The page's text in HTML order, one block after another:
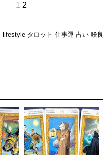
1 2
lifestyle タロット 仕事運 占い 咲良